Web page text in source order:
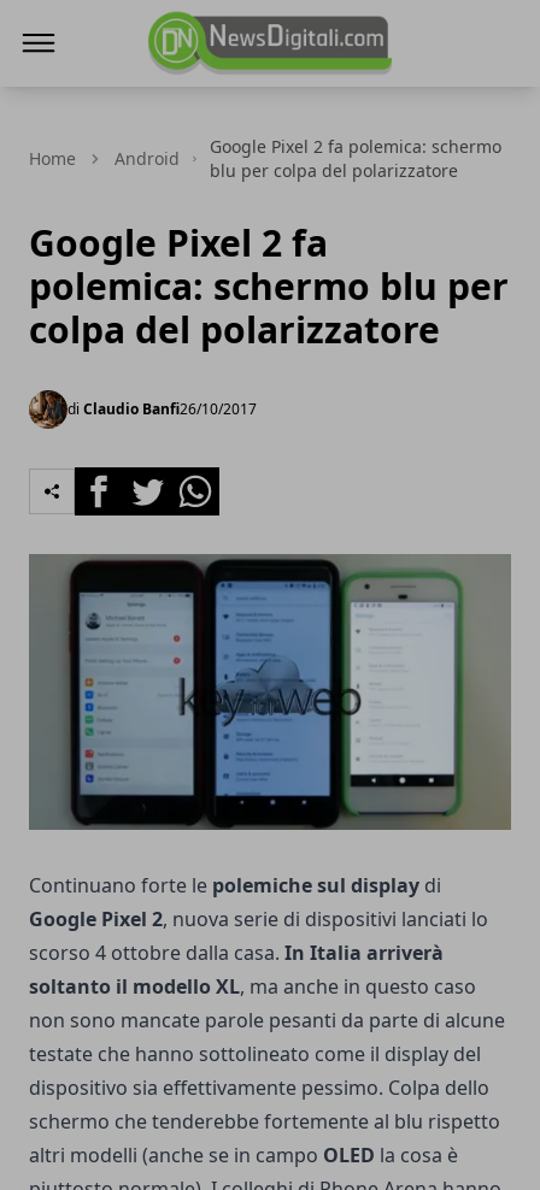
Home Android
Google Pixel 2 fa polemica: schermo
blu per colpa del polarizzatore
Google Pixel 2 fa
polemica: schermo blu per
colpa del polarizzatore
di Claudio Banfi26/10/2017
FacebookTwitterWhatsapp
Continuano forte le polemiche sul display di
Google Pixel 2, nuova serie di dispositivi lanciati lo
scorso 4 ottobre dalla casa. In Italia arriverà
soltanto il modello XL, ma anche in questo caso
non sono mancate parole pesanti da parte di alcune
testate che hanno sottolineato come il display del
dispositivo sia effettivamente pessimo. Colpa dello
schermo che tenderebbe fortemente al blu rispetto
altri modelli (anche se in campo OLED la cosa è